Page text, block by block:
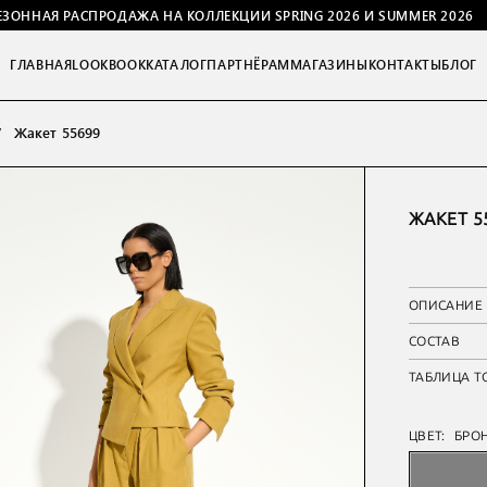
РАСПРОДАЖА НА КОЛЛЕКЦИИ SPRING 2026 И SUMMER 2026
ГЛАВНАЯLOOKBOOKКАТАЛОГПАРТНЁРАММАГАЗИНЫКОНТАКТЫБЛОГ
Жакет 55699
ЖАКЕТ
ОПИСАНИЕ
СОСТАВ
ТАБЛИЦА
ЦВЕТ: